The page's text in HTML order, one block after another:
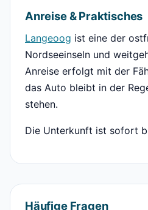
Anreise & Praktisches
Langeoog ist eine der
Nordseeinseln und
Anreise erfolgt mit der
das Auto bleibt in der
stehen.
Die Unterkunft ist sofort
Häufige Fragen